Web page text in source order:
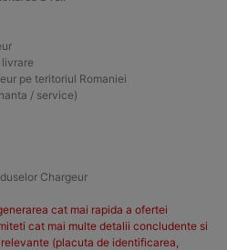
pe teritoriul Romaniei
/ service)
Chargeur
cat mai rapida a ofertei
cat mai multe detalii concludente si
(placuta de identificarea,